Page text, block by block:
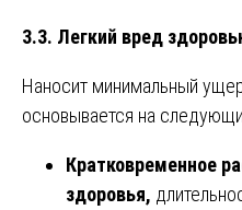
3.3. Легкий вред
Наносит минимальный
основывается на
Кратковременное
здоровья,